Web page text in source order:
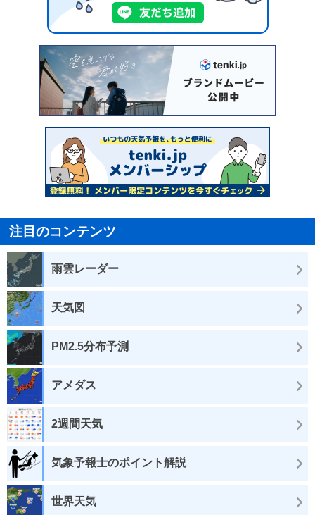
注目のコンテンツ
雨雲レーダー
天気図
PM2.5分布予測
アメダス
2週間天気
気象予報士のポイント解説
世界天気